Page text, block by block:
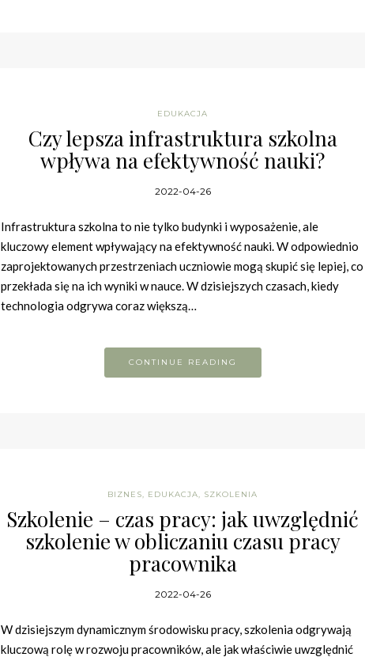
EDUKACJA
Czy lepsza infrastruktura szkolna
wpływa na efektywność nauki?
2022-04-26
Infrastruktura szkolna to nie tylko budynki i wyposażenie, ale
kluczowy element wpływający na efektywność nauki. W odpowiednio
zaprojektowanych przestrzeniach uczniowie mogą skupić się lepiej, co
przekłada się na ich wyniki w nauce. W dzisiejszych czasach, kiedy
technologia odgrywa coraz większą…
CONTINUE READING
BIZNES, EDUKACJA, SZKOLENIA
Szkolenie – czas pracy: jak uwzględnić
szkolenie w obliczaniu czasu pracy
pracownika
2022-04-26
W dzisiejszym dynamicznym środowisku pracy, szkolenia odgrywają
kluczową rolę w rozwoju pracowników, ale jak właściwie uwzględnić